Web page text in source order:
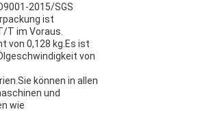
2015/SGS
ist
T im Voraus.
von 0,128 kg.Es ist
von
können in allen
und
wie